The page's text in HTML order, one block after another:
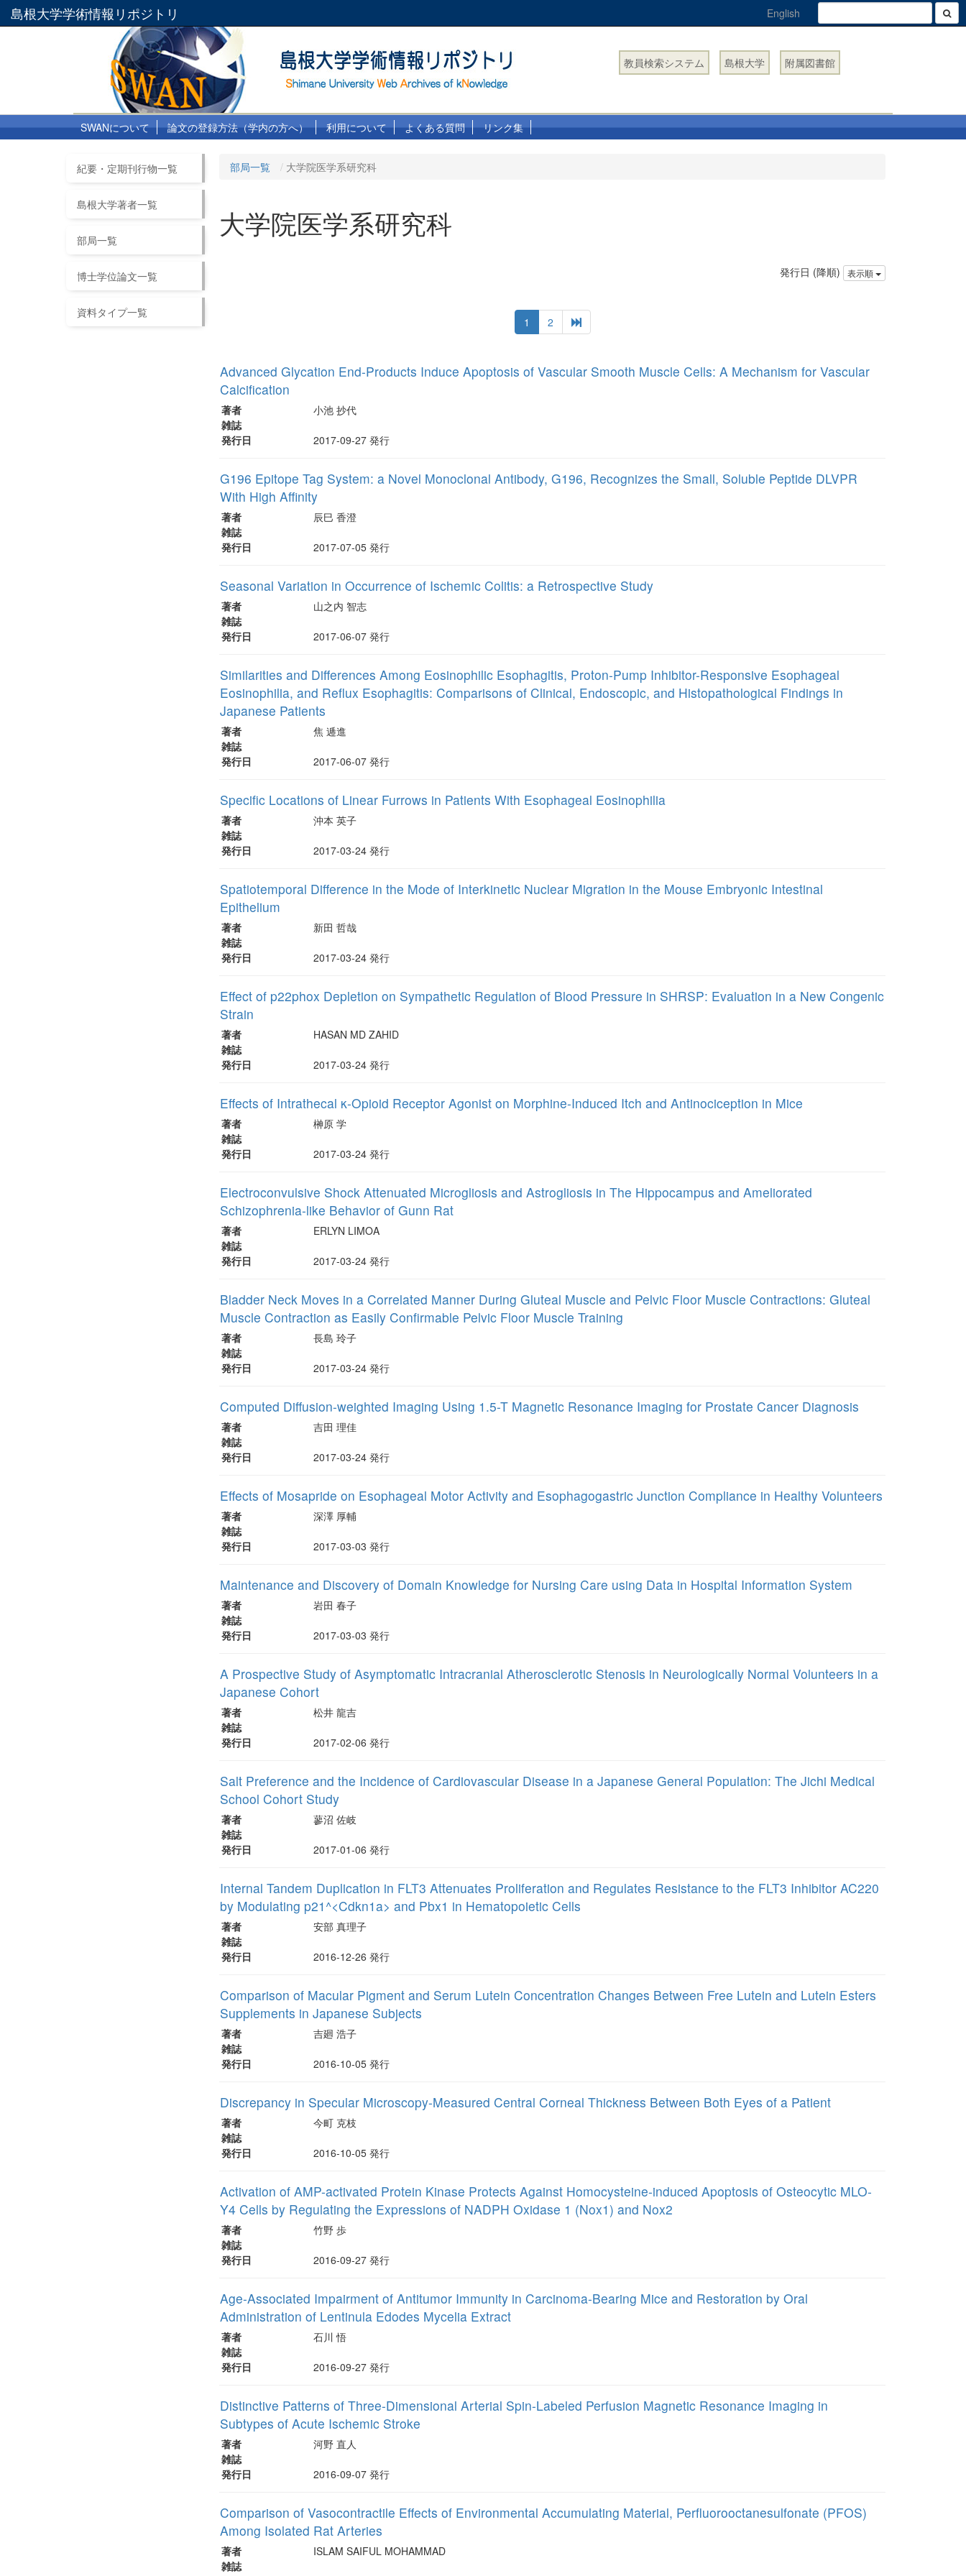
島根大学学術情報リポジトリ English
教員検索システム 島根大学 附属図書館
SWANについて 論文の登録方法（学内の方へ） 利用について よくある質問 リンク集
紀要・定期刊行物一覧
島根大学著者一覧
部局一覧
博士学位論文一覧
資料タイプ一覧
部局一覧 大学院医学系研究科
大学院医学系研究科
発行日 (降順) 表示順
1 2
Advanced Glycation End-Products Induce Apoptosis of Vascular Smooth Muscle Cells: A Mechanism for Vascular
Calcification
著者
小池 抄代
雑誌
発行日
2017-09-27 発行
G196 Epitope Tag System: a Novel Monoclonal Antibody, G196, Recognizes the Small, Soluble Peptide DLVPR
With High Affinity
著者
辰巳 香澄
雑誌
発行日
2017-07-05 発行
Seasonal Variation in Occurrence of Ischemic Colitis: a Retrospective Study
著者
山之内 智志
雑誌
発行日
2017-06-07 発行
Similarities and Differences Among Eosinophilic Esophagitis, Proton-Pump Inhibitor-Responsive Esophageal
Eosinophilia, and Reflux Esophagitis: Comparisons of Clinical, Endoscopic, and Histopathological Findings in
Japanese Patients
著者
焦 逓進
雑誌
発行日
2017-06-07 発行
Specific Locations of Linear Furrows in Patients With Esophageal Eosinophilia
著者
沖本 英子
雑誌
発行日
2017-03-24 発行
Spatiotemporal Difference in the Mode of Interkinetic Nuclear Migration in the Mouse Embryonic Intestinal
Epithelium
著者
新田 哲哉
雑誌
発行日
2017-03-24 発行
Effect of p22phox Depletion on Sympathetic Regulation of Blood Pressure in SHRSP: Evaluation in a New Congenic
Strain
著者
HASAN MD ZAHID
雑誌
発行日
2017-03-24 発行
Effects of Intrathecal κ-Opioid Receptor Agonist on Morphine-Induced Itch and Antinociception in Mice
著者
榊原 学
雑誌
発行日
2017-03-24 発行
Electroconvulsive Shock Attenuated Microgliosis and Astrogliosis in The Hippocampus and Ameliorated
Schizophrenia-like Behavior of Gunn Rat
著者
ERLYN LIMOA
雑誌
発行日
2017-03-24 発行
Bladder Neck Moves in a Correlated Manner During Gluteal Muscle and Pelvic Floor Muscle Contractions: Gluteal
Muscle Contraction as Easily Confirmable Pelvic Floor Muscle Training
著者
長島 玲子
雑誌
発行日
2017-03-24 発行
Computed Diffusion-weighted Imaging Using 1.5-T Magnetic Resonance Imaging for Prostate Cancer Diagnosis
著者
吉田 理佳
雑誌
発行日
2017-03-24 発行
Effects of Mosapride on Esophageal Motor Activity and Esophagogastric Junction Compliance in Healthy Volunteers
著者
深澤 厚輔
雑誌
発行日
2017-03-03 発行
Maintenance and Discovery of Domain Knowledge for Nursing Care using Data in Hospital Information System
著者
岩田 春子
雑誌
発行日
2017-03-03 発行
A Prospective Study of Asymptomatic Intracranial Atherosclerotic Stenosis in Neurologically Normal Volunteers in a
Japanese Cohort
著者
松井 龍吉
雑誌
発行日
2017-02-06 発行
Salt Preference and the Incidence of Cardiovascular Disease in a Japanese General Population: The Jichi Medical
School Cohort Study
著者
蓼沼 佐岐
雑誌
発行日
2017-01-06 発行
Internal Tandem Duplication in FLT3 Attenuates Proliferation and Regulates Resistance to the FLT3 Inhibitor AC220
by Modulating p21^<Cdkn1a> and Pbx1 in Hematopoietic Cells
著者
安部 真理子
雑誌
発行日
2016-12-26 発行
Comparison of Macular Pigment and Serum Lutein Concentration Changes Between Free Lutein and Lutein Esters
Supplements in Japanese Subjects
著者
吉廻 浩子
雑誌
発行日
2016-10-05 発行
Discrepancy in Specular Microscopy-Measured Central Corneal Thickness Between Both Eyes of a Patient
著者
今町 克枝
雑誌
発行日
2016-10-05 発行
Activation of AMP-activated Protein Kinase Protects Against Homocysteine-induced Apoptosis of Osteocytic MLO-
Y4 Cells by Regulating the Expressions of NADPH Oxidase 1 (Nox1) and Nox2
著者
竹野 歩
雑誌
発行日
2016-09-27 発行
Age-Associated Impairment of Antitumor Immunity in Carcinoma-Bearing Mice and Restoration by Oral
Administration of Lentinula Edodes Mycelia Extract
著者
石川 悟
雑誌
発行日
2016-09-27 発行
Distinctive Patterns of Three-Dimensional Arterial Spin-Labeled Perfusion Magnetic Resonance Imaging in
Subtypes of Acute Ischemic Stroke
著者
河野 直人
雑誌
発行日
2016-09-07 発行
Comparison of Vasocontractile Effects of Environmental Accumulating Material, Perfluorooctanesulfonate (PFOS)
Among Isolated Rat Arteries
著者
ISLAM SAIFUL MOHAMMAD
雑誌